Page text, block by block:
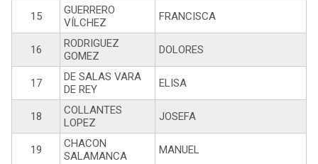
15
GUERRERO
VÍLCHEZ
FRANCISCA
16
RODRIGUEZ
GOMEZ
DOLORES
17
DE SALAS VARA
DE REY
ELISA
18
COLLANTES
LOPEZ
JOSEFA
19
CHACON
SALAMANCA
MANUEL